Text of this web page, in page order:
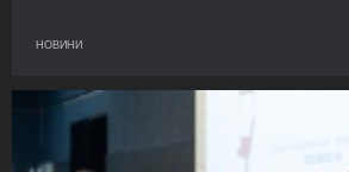
НОВИНИ